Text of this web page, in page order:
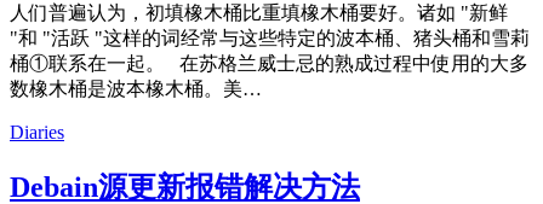
人们普遍认为，初填橡木桶比重填橡木桶要好。诸如 "新鲜
"和 "活跃 "这样的词经常与这些特定的波本桶、猪头桶和雪莉
桶①联系在一起。 在苏格兰威士忌的熟成过程中使用的大多
数橡木桶是波本橡木桶。美…
Diaries
Debain源更新报错解决方法